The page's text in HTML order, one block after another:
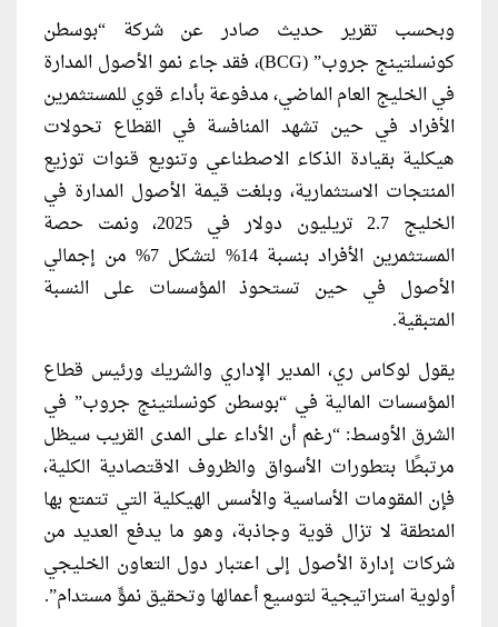
وبحسب تقرير حديث صادر عن شركة “بوسطن
كونسلتينج جروب” (BCG)، فقد جاء نمو الأصول المدارة
في الخليج العام الماضي، مدفوعة بأداء قوي للمستثمرين
الأفراد في حين تشهد المنافسة في القطاع تحولات
هيكلية بقيادة الذكاء الاصطناعي وتنويع قنوات توزيع
المنتجات الاستثمارية، وبلغت قيمة الأصول المدارة في
الخليج 2.7 تريليون دولار في 2025، ونمت حصة
المستثمرين الأفراد بنسبة 14% لتشكل 7% من إجمالي
الأصول في حين تستحوذ المؤسسات على النسبة
المتبقية.
يقول لوكاس ري، المدير الإداري والشريك ورئيس قطاع
المؤسسات المالية في “بوسطن كونسلتينج جروب” في
الشرق الأوسط: “رغم أن الأداء على المدى القريب سيظل
مرتبطًا بتطورات الأسواق والظروف الاقتصادية الكلية،
فإن المقومات الأساسية والأسس الهيكلية التي تتمتع بها
المنطقة لا تزال قوية وجاذبة، وهو ما يدفع العديد من
شركات إدارة الأصول إلى اعتبار دول التعاون الخليجي
أولوية استراتيجية لتوسيع أعمالها وتحقيق نموٍّ مستدام”.